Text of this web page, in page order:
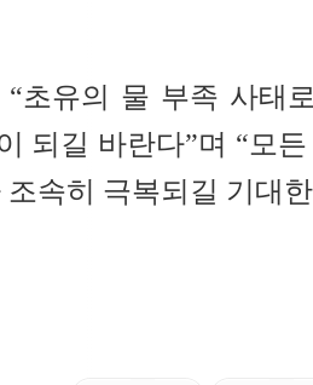
초유의 물 부족 사태
되길 바란다”며 “모
속히 극복되길 기대